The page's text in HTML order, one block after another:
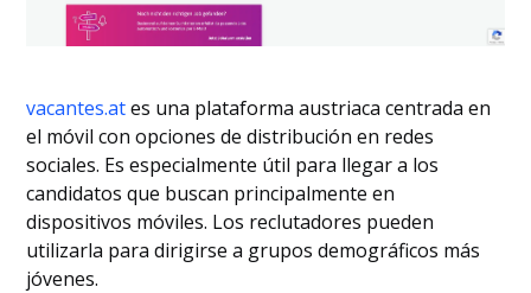
vacantes.ates una plataforma austriaca centrada en
el móvil con opciones de distribución en redes
sociales. Es especialmente útil para llegar a los
candidatos que buscan principalmente en
dispositivos móviles. Los reclutadores pueden
utilizarla para dirigirse a grupos demográficos más
jóvenes.